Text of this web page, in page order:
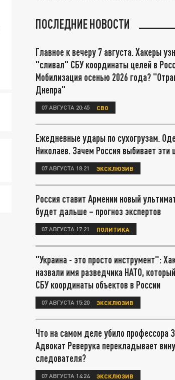
ПОСЛЕДНИЕ НОВОСТИ
Главное к вечеру 7 августа. Хакеры
"сливал" СБУ координаты целей в
Мобилизация осенью 2026 года?
Днепра"
07 АВГУСТА 20:45 СВО
Ежедневные удары по сухогрузам.
Николаев. Зачем Россия выбивает эти
07 АВГУСТА 18:21 ЭКСКЛЮЗИВ
Россия ставит Армении новый
будет дальше – прогноз экспертов
07 АВГУСТА 17:21 ПОЛИТИКА
"Украина - это просто инструмент":
назвали имя разведчика НАТО,
СБУ координаты объектов в России
07 АВГУСТА 15:20 ЭКСКЛЮЗИВ
Что на самом деле убило профессора
Адвокат Реверука перекладывает
следователя?
07 АВГУСТА 14:24 ЭКСКЛЮЗИВ